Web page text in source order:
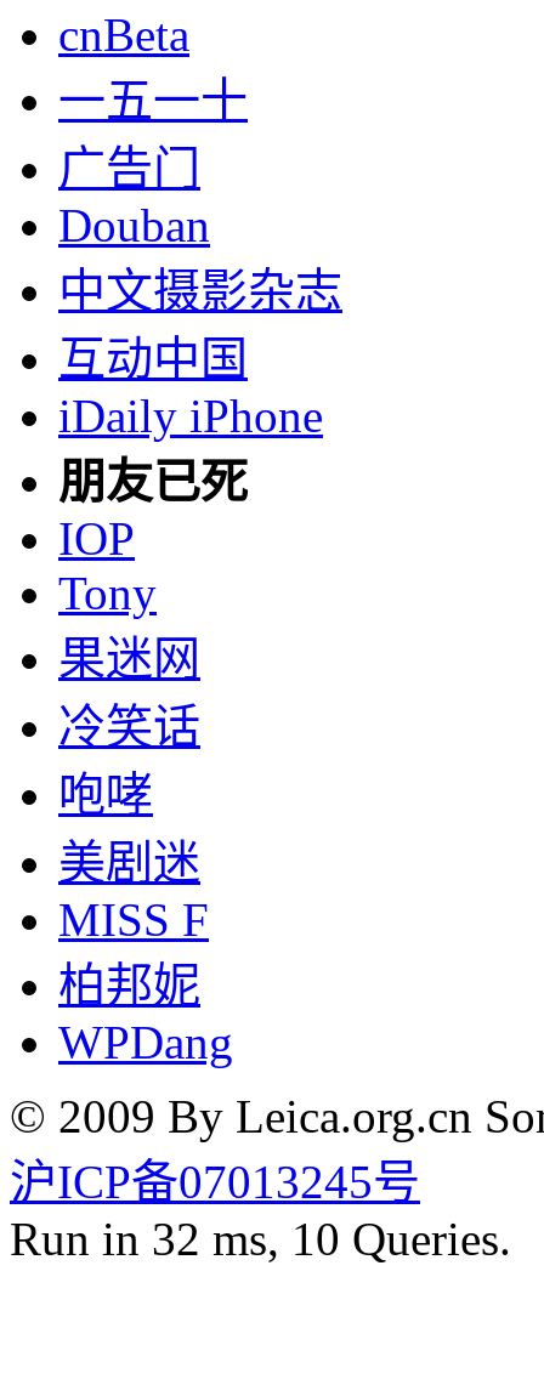
cnBeta
一五一十
广告门
Douban
中文摄影杂志
互动中国
iDaily iPhone
朋友已死
IOP
Tony
果迷网
冷笑话
咆哮
美剧迷
MISS F
柏邦妮
WPDang
© 2009 By Leica.org.cn
沪ICP备07013245号
Run in 32 ms, 10 Queries.